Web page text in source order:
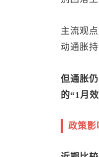
主流观
动通胀
但通胀
的“1月
政策影